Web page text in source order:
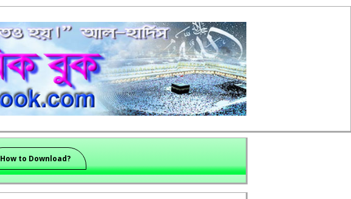
How to Download?